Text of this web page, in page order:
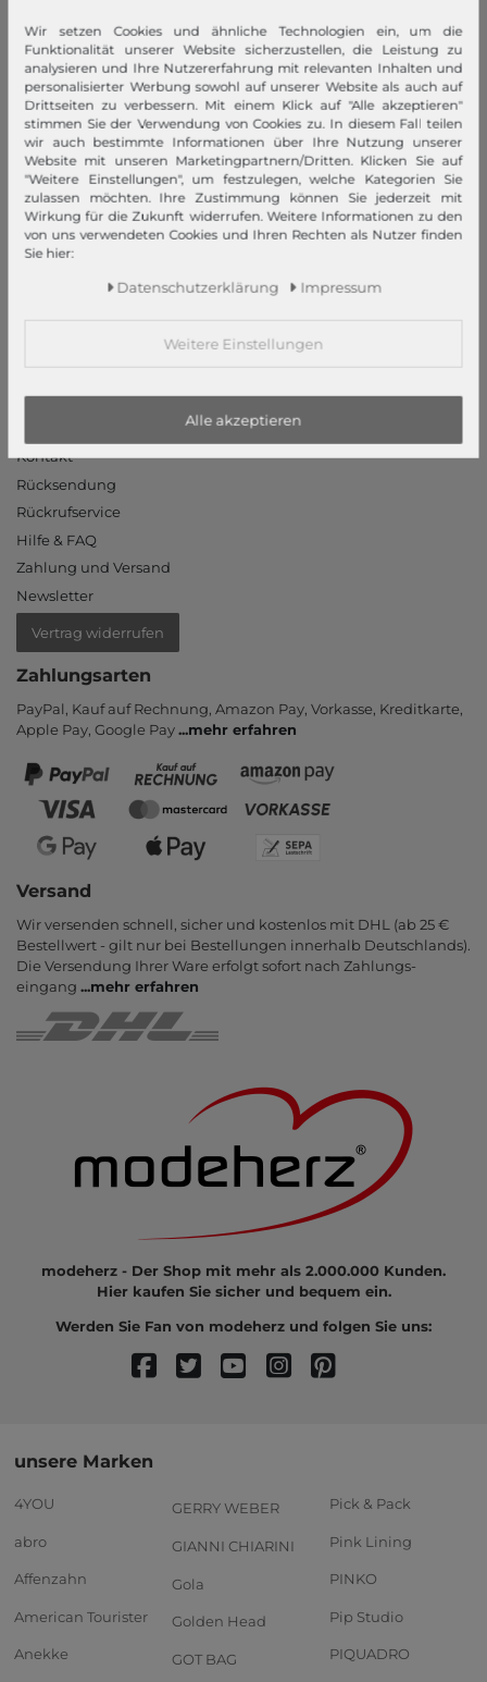
modeherz
Impressum
AGB
Widerrufsrecht
Datenschutzerklärung
Datenschutzeinstellungen
Barrierefreiheitserklärung
Jobs
Mein Konto
Kontakt
Rücksendung
Rückrufservice
Hilfe & FAQ
Zahlung und Versand
Newsletter
Vertrag widerrufen
Zahlungsarten
PayPal, Kauf auf Rechnung, Amazon Pay, Vor­kasse, Kredit­karte,
Apple Pay, Google Pay...mehr erfahren
Versand
Wir versenden schnell, sicher und kostenlos mit DHL (ab 25 €
Bestell­wert - gilt nur bei Bestel­lungen inner­halb Deutsch­lands).
Die Ver­sendung Ihrer Ware er­folgt sofort nach Zahlungs­
eingang ...mehr erfahren
modeherz - Der Shop mit mehr als 2.000.000 Kunden.
Hier kaufen Sie sicher und bequem ein.
Werden Sie Fan von modeherz und folgen Sie uns:
unsere Marken
4YOU
abro
Affenzahn
American Tourister
Anekke
GERRY WEBER
GIANNI CHIARINI
Gola
Golden Head
GOT BAG
Pick & Pack
Pink Lining
PINKO
Pip Studio
PIQUADRO
Wir setzen Cookies und ähnliche Technologien ein, um die
Funktionalität unserer Website sicherzustellen, die Leistung zu
analysieren und Ihre Nutzererfahrung mit relevanten Inhalten und
personalisierter Werbung sowohl auf unserer Website als auch auf
Drittseiten zu verbessern. Mit einem Klick auf "Alle akzeptieren"
stimmen Sie der Verwendung von Cookies zu. In diesem Fall teilen
wir auch bestimmte Informationen über Ihre Nutzung unserer
Website mit unseren Marketingpartnern/Dritten. Klicken Sie auf
"Weitere Einstellungen", um festzulegen, welche Kategorien Sie
zulassen möchten. Ihre Zustimmung können Sie jederzeit mit
Wirkung für die Zukunft widerrufen. Weitere Informationen zu den
von uns verwendeten Cookies und Ihren Rechten als Nutzer finden
Sie hier:
Daten­schutz­erklärung Impressum
Weitere Einstellungen
Alle akzeptieren